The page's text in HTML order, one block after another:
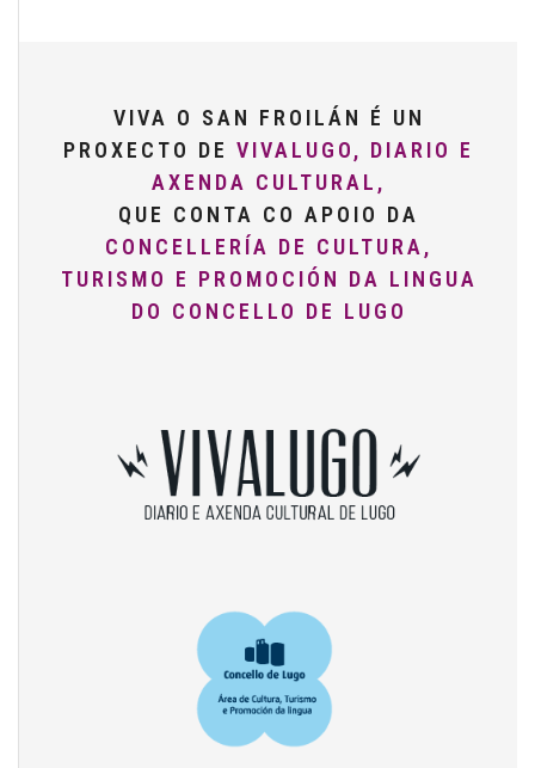
VIVA O SAN FROILÁN É UN
PROXECTO DE VIVALUGO, DIARIO E
AXENDA CULTURAL,
QUE CONTA CO APOIO DA
CONCELLERÍA DE CULTURA,
TURISMO E PROMOCIÓN DA LINGUA
DO CONCELLO DE LUGO